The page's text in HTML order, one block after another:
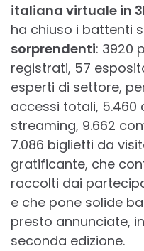
italiana virtuale in
ha chiuso i battenti
sorprendenti: 3920
registrati, 57
esperti di settore,
accessi totali, 5.460
streaming, 9.662
7.086 biglietti da
gratificante, che
raccolti dai
e che pone solide
presto annunciate,
seconda edizione.